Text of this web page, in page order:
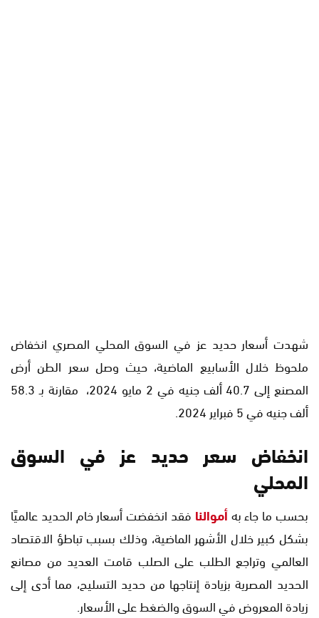
شهدت أسعار حديد عز في السوق المحلي المصري انخفاض
ملحوظ خلال الأسابيع الماضية، حيث وصل سعر الطن أرض
المصنع إلى 40.7 ألف جنيه في 2 مايو 2024، مقارنة بـ 58.3
ألف جنيه في 5 فبراير 2024.
انخفاض سعر حديد عز في السوق
المحلي
بحسب ما جاء بهأموالنا فقد انخفضت أسعار خام الحديد عالميًا
بشكل كبير خلال الأشهر الماضية، وذلك بسبب تباطؤ الاقتصاد
العالمي وتراجع الطلب على الصلب قامت العديد من مصانع
الحديد المصرية بزيادة إنتاجها من حديد التسليح، مما أدى إلى
زيادة المعروض في السوق والضغط على الأسعار.